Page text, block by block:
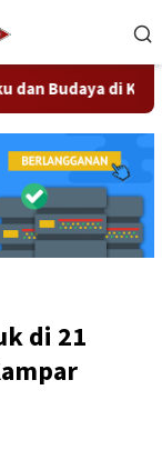
di Kampar Jadi
di 21